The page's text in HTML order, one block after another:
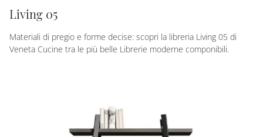
Living 05
Materiali di pregio e forme decise: scopri la libreria Living 05 di
Veneta Cucine tra le più belle Librerie moderne componibili.